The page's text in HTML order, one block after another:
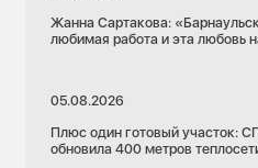
Жанна Сартакова:
любимая работа и эта любовь
05.08.2026
Плюс один готовый участок:
обновила 400 метров